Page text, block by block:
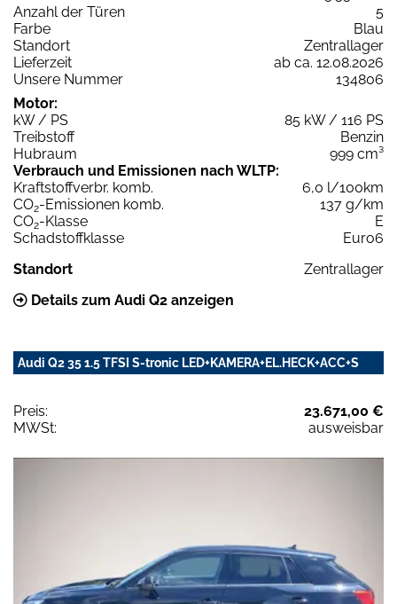
Anzahl der Türen
5
Farbe
Blau
Standort
Zentrallager
Lieferzeit
ab ca. 12.08.2026
Unsere Nummer
134806
Motor:
kW / PS
85 kW / 116 PS
Treibstoff
Benzin
Hubraum
999 cm³
Verbrauch und Emissionen nach WLTP:
Kraftstoffverbr. komb.
6,0 l/100km
CO2-Emissionen komb.
137 g/km
CO2-Klasse
E
Schadstoffklasse
Euro6
Standort
Zentrallager
Details zum Audi Q2 anzeigen
Audi Q2 35 1.5 TFSI S-tronic LED+KAMERA+EL.HECK+ACC+S
Preis:
23.671,00 €
MWSt:
ausweisbar